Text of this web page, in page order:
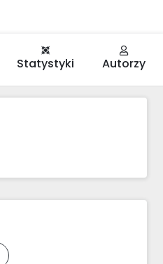
Statystyki Autorzy